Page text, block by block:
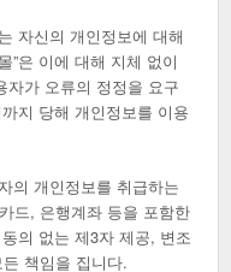
자신의 개인정보에 대해
”은 이에 대해 지체 없이
자가 오류의 정정을 요구
지 당해 개인정보를 이용
의 개인정보를 취급하는
드, 은행계좌 등을 포함한
의 없는 제3자 제공, 변조
책임을 집니다.